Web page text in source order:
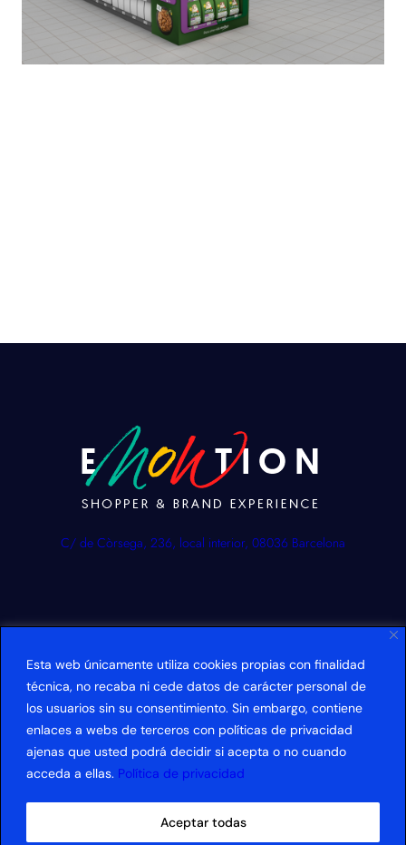
Esta web únicamente utiliza cookies propias con finalidad
técnica, no recaba ni cede datos de carácter personal de
los usuarios sin su consentimiento. Sin embargo, contiene
enlaces a webs de terceros con políticas de privacidad
ajenas que usted podrá decidir si acepta o no cuando
acceda a ellas. Política de privacidad
Aceptar todas
C/ de Còrsega, 236, local interior, 08036 Barcelona
info@emowtion.agency
Mail LinkedIn